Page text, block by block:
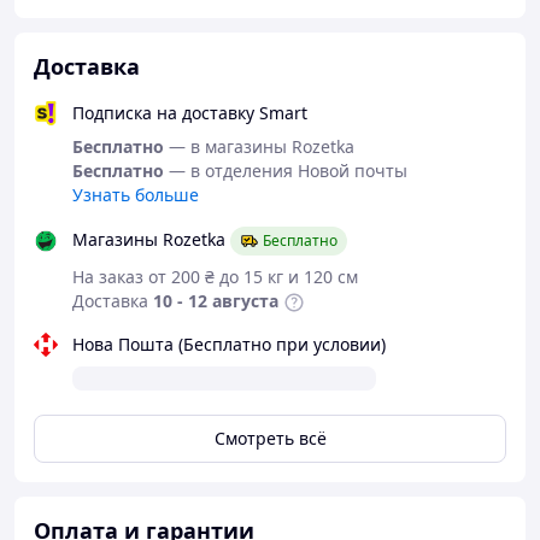
за счет повышения активности сперматозоидов и
ускорить излечение от воспалительных
более продуктивно противостоять стрессам и
бороться с утомляемостью;
активизировать общий метаболизм и ускорить
процесс нейтрализации свободных радикалов,
получить еще больше бодрости и силы,
ощутимое омоложение внутренних органов и
замедление внешних проявлений раннего
Рекомендации по применению, дозы и условия
время еды. После открытия хранить в прохладном
сухом месте.
Только для взрослых. Если вы беременны, кормите
Доставка
Подписка на доставку Smart
Бесплатно — в магазины Rozetka
Бесплатно — в отделения Новой почты
Узнать больше
Магазины Rozetka
Бесплатно
На заказ от 200 ₴ до 15 кг и 120 см
Доставка 10 - 12 августа
Нова Пошта (Бесплатно при условии)
Смотреть всё
Оплата и гарантии